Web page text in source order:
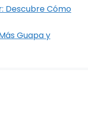
Descubre Cómo
Guapa y